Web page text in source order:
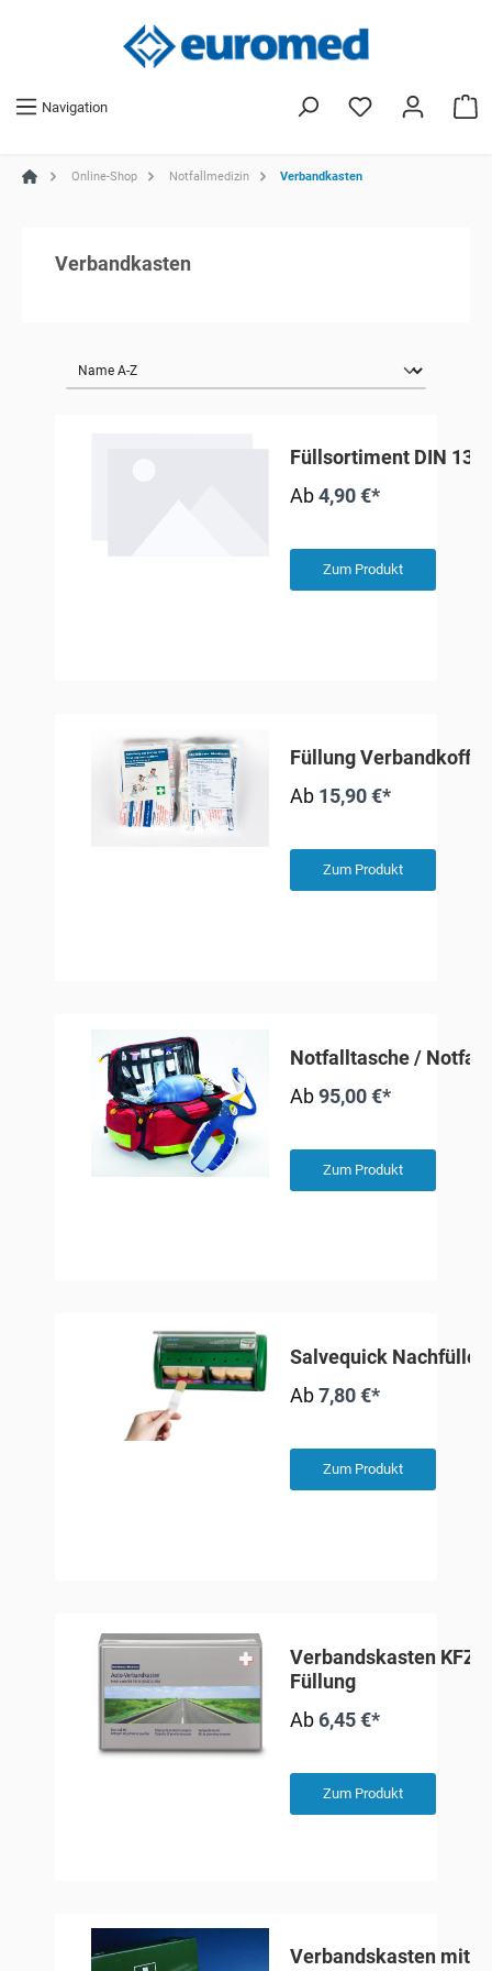
Navigation
Online-Shop Notfallmedizin Verbandkasten
Verbandkasten
Füllsortiment DIN
Ab4,90 €*
Zum Produkt
Füllung Verbandkoffer
Ab 15,90 €*
Zum Produkt
Notfalltasche /
Ab95,00 €*
Zum Produkt
Salvequick
Ab7,80 €*
Zum Produkt
Verbandskasten KFZ
Füllung
Ab 6,45 €*
Zum Produkt
Verbandskasten mit